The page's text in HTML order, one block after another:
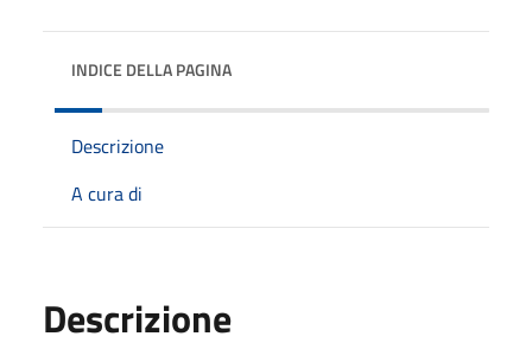
INDICE DELLA PAGINA
Descrizione
A cura di
Descrizione